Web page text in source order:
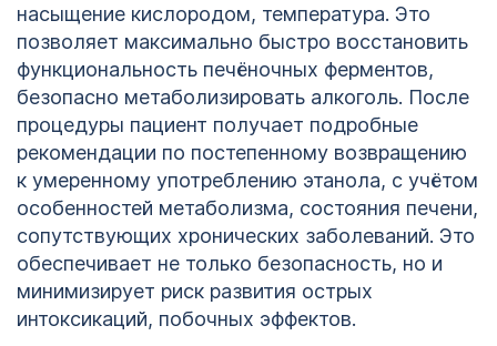
насыщение кислородом, температура. Это
позволяет максимально быстро восстановить
функциональность печёночных ферментов,
безопасно метаболизировать алкоголь. После
процедуры пациент получает подробные
рекомендации по постепенному возвращению
к умеренному употреблению этанола, с учётом
особенностей метаболизма, состояния печени,
сопутствующих хронических заболеваний. Это
обеспечивает не только безопасность, но и
минимизирует риск развития острых
интоксикаций, побочных эффектов.